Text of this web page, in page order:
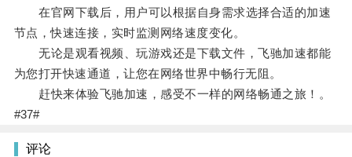
在官网下载后，用户可以根据自身需求选择合适的加速
节点，快速连接，实时监测网络速度变化。
无论是观看视频、玩游戏还是下载文件，飞驰加速都能
为您打开快速通道，让您在网络世界中畅行无阻。
赶快来体验飞驰加速，感受不一样的网络畅通之旅！。
#37#
评论